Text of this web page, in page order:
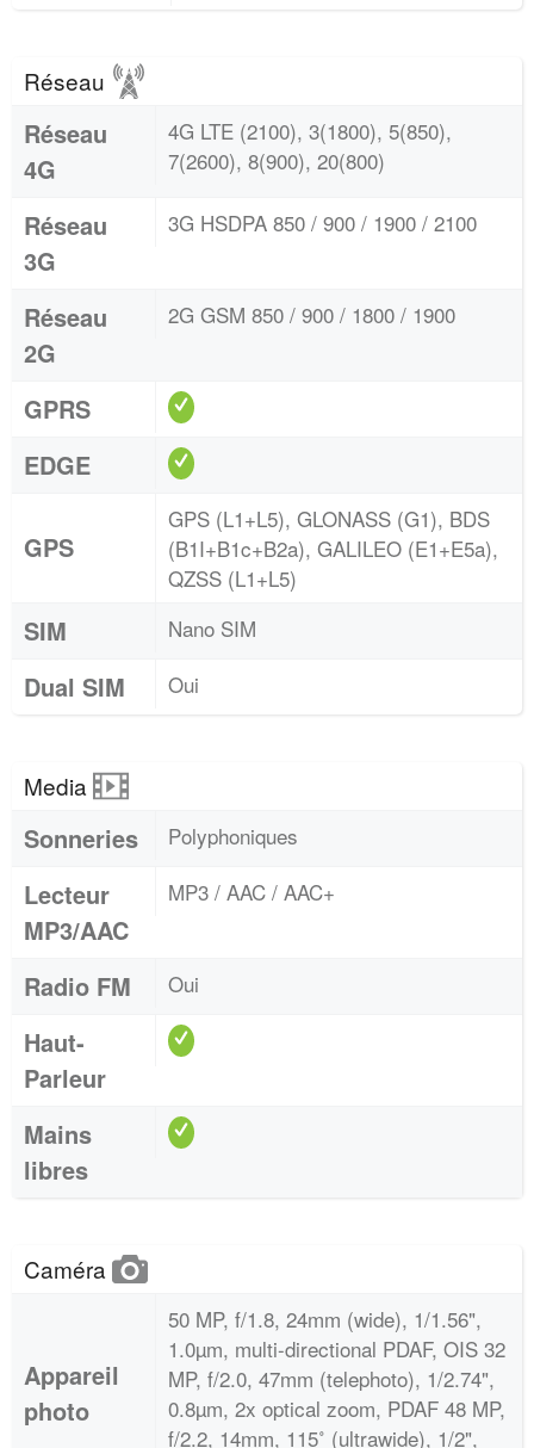
Réseau
Réseau
4G
4G LTE (2100), 3(1800), 5(850),
7(2600), 8(900), 20(800)
Réseau
3G
3G HSDPA 850 / 900 / 1900 / 2100
Réseau
2G
2G GSM 850 / 900 / 1800 / 1900
GPRS
EDGE
GPS
GPS (L1+L5), GLONASS (G1), BDS
(B1I+B1c+B2a), GALILEO (E1+E5a),
QZSS (L1+L5)
SIM Nano SIM
Dual SIM Oui
Media
Sonneries Polyphoniques
Lecteur
MP3/AAC
MP3 / AAC / AAC+
Radio FM Oui
Haut-
Parleur
Mains
libres
Caméra
Appareil
photo
50 MP, f/1.8, 24mm (wide), 1/1.56",
1.0µm, multi-directional PDAF, OIS 32
MP, f/2.0, 47mm (telephoto), 1/2.74",
0.8µm, 2x optical zoom, PDAF 48 MP,
f/2.2, 14mm, 115˚ (ultrawide), 1/2",